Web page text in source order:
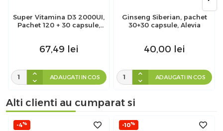
Super Vitamina D3 2000UI,
Pachet 120 + 30 capsule,
67,49 lei
ADAUGATI IN COS
Ginseng Siberian, pachet
30+30 capsule, Alevia
40,00 lei
ADAUGATI IN COS
Alti clienti au cumparat si
-4% -10%